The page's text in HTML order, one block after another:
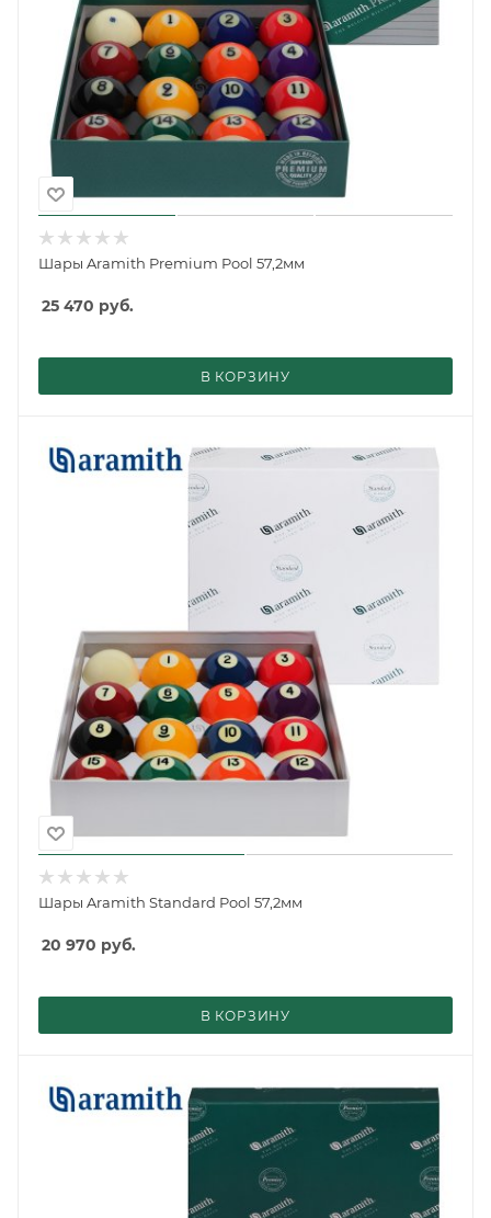
Шары Aramith Premium Pool 57,2мм
25 470 руб.
В КОРЗИНУ
Шары Aramith Standard Pool 57,2мм
20 970 руб.
В КОРЗИНУ